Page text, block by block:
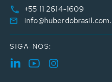
+55 11 2614-1609
SIGA-NOS: